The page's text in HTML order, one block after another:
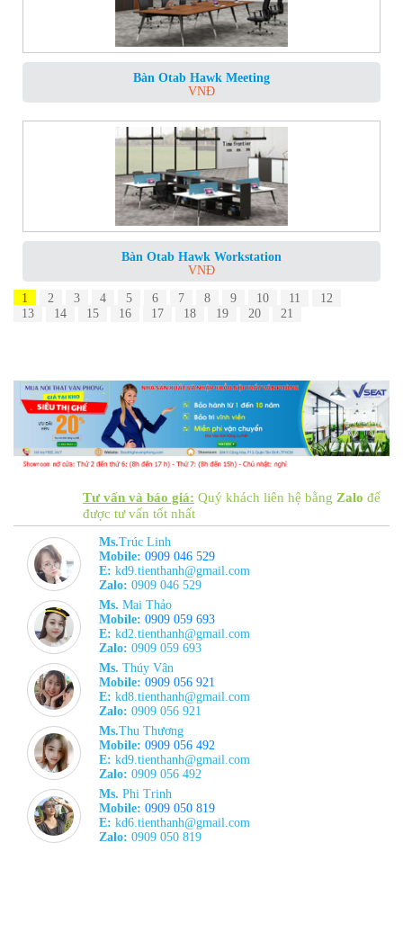
Bàn Otab Hawk Meeting
VNĐ
Bàn Otab Hawk Workstation
VNĐ
1 2 3 4 5 6 7 8 9 10 11
12
13
14 15 16 17 18 19 20 21
Tư vấn và báo giá: Quý khách liên hệ bằng Zalo để
được tư vấn tốt nhất
Ms.Trúc Linh
Mobile: 0909 046 529
E: kd9.tienthanh@gmail.com
Zalo: 0909 046 529
Ms. Mai Thảo
Mobile: 0909 059 693
E: kd2.tienthanh@gmail.com
Zalo: 0909 059 693
Ms. Thúy Vân
Mobile: 0909 056 921
E: kd8.tienthanh@gmail.com
Zalo: 0909 056 921
Ms.Thu Thương
Mobile: 0909 056 492
E: kd9.tienthanh@gmail.com
Zalo: 0909 056 492
Ms. Phi Trinh
Mobile: 0909 050 819
E: kd6.tienthanh@gmail.com
Zalo: 0909 050 819